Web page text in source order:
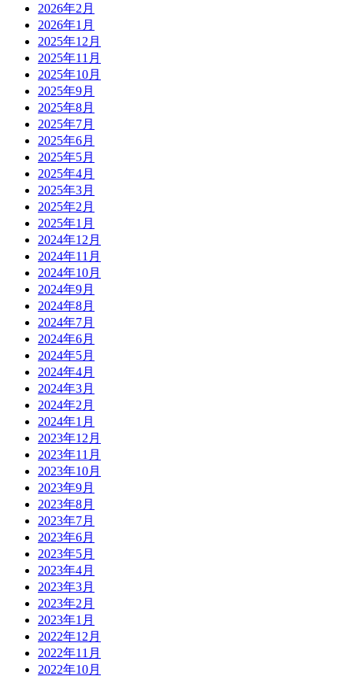
2026年2月
2026年1月
2025年12月
2025年11月
2025年10月
2025年9月
2025年8月
2025年7月
2025年6月
2025年5月
2025年4月
2025年3月
2025年2月
2025年1月
2024年12月
2024年11月
2024年10月
2024年9月
2024年8月
2024年7月
2024年6月
2024年5月
2024年4月
2024年3月
2024年2月
2024年1月
2023年12月
2023年11月
2023年10月
2023年9月
2023年8月
2023年7月
2023年6月
2023年5月
2023年4月
2023年3月
2023年2月
2023年1月
2022年12月
2022年11月
2022年10月